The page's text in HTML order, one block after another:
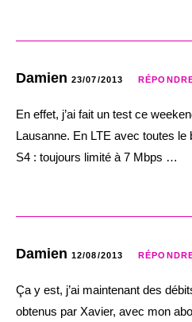
Damien 23/07/2013
En effet, j’ai fait un test ce
Lausanne. En LTE avec toutes
S4 : toujours limité à 7 Mbps …
Damien 12/08/2013
Ça y est, j’ai maintenant des
obtenus par Xavier, avec mon